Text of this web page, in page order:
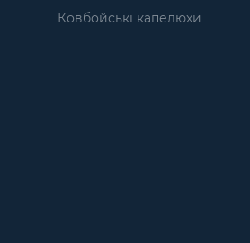
Ковбойські капелюхи